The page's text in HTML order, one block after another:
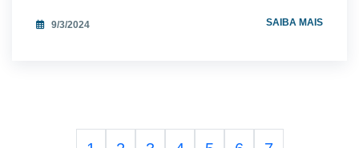
9/3/2024 SAIBA MAIS